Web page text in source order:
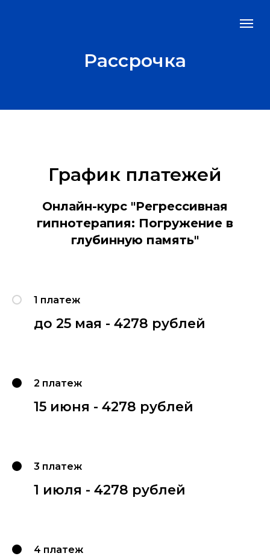
Рассрочка
График платежей
Онлайн-курс "Регрессивная
гипнотерапия: Погружение в
глубинную память"
1 платеж
до 25 мая - 4278 рублей
2 платеж
15 июня - 4278 рублей
3 платеж
1 июля - 4278 рублей
4 платеж